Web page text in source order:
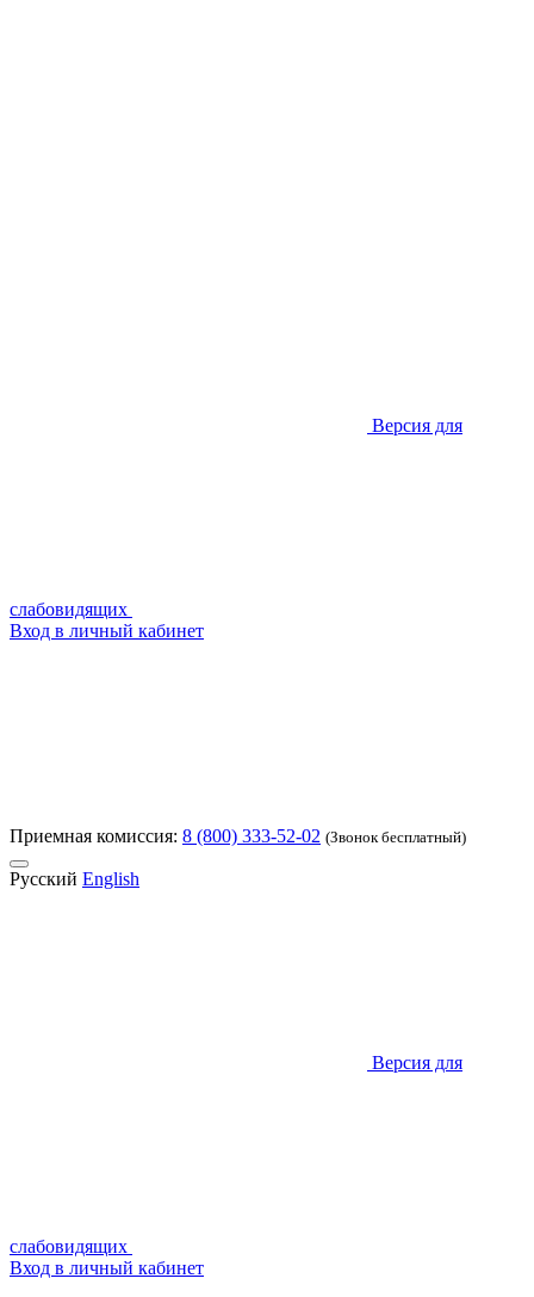
Версия для
слабовидящих
Вход в личный кабинет
Приемная комиссия: 8 (800) 333-52-02 (Звонок бесплатный)
Русский English
Версия для
слабовидящих
Вход в личный кабинет